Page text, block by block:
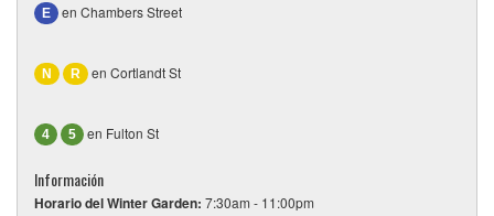
E en Chambers Street
N R en Cortlandt St
4 5 en Fulton St
Información
Horario del Winter Garden: 7:30am - 11:00pm